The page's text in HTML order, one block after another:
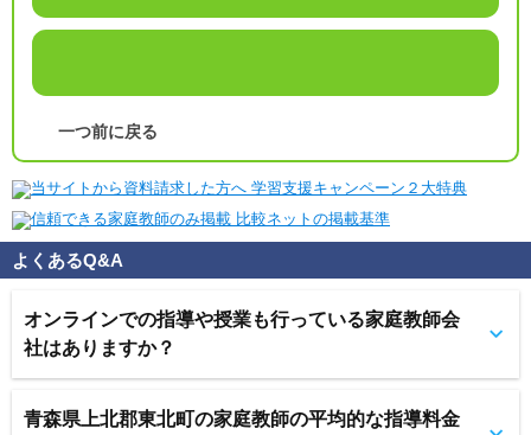
一つ前に戻る
よくあるQ&A
オンラインでの指導や授業も行っている家庭教師会
社はありますか？
青森県上北郡東北町の家庭教師の平均的な指導料金